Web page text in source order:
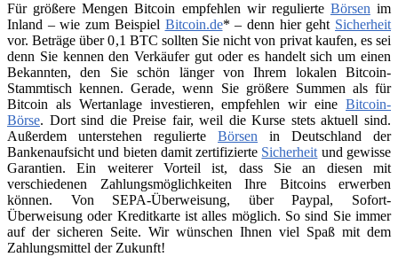
Für größere Mengen Bitcoin empfehlen wir regulierte Börsen im
Inland – wie zum Beispiel Bitcoin.de* – denn hier geht Sicherheit
vor. Beträge über 0,1 BTC sollten Sie nicht von privat kaufen, es sei
denn Sie kennen den Verkäufer gut oder es handelt sich um einen
Bekannten, den Sie schön länger von Ihrem lokalen Bitcoin-
Stammtisch kennen. Gerade, wenn Sie größere Summen als für
Bitcoin als Wertanlage investieren, empfehlen wir eine Bitcoin-
Börse. Dort sind die Preise fair, weil die Kurse stets aktuell sind.
Außerdem unterstehen regulierte Börsen in Deutschland der
Bankenaufsicht und bieten damit zertifizierte Sicherheit und gewisse
Garantien. Ein weiterer Vorteil ist, dass Sie an diesen mit
verschiedenen Zahlungsmöglichkeiten Ihre Bitcoins erwerben
können. Von SEPA-Überweisung, über Paypal, Sofort-
Überweisung oder Kreditkarte ist alles möglich. So sind Sie immer
auf der sicheren Seite. Wir wünschen Ihnen viel Spaß mit dem
Zahlungsmittel der Zukunft!